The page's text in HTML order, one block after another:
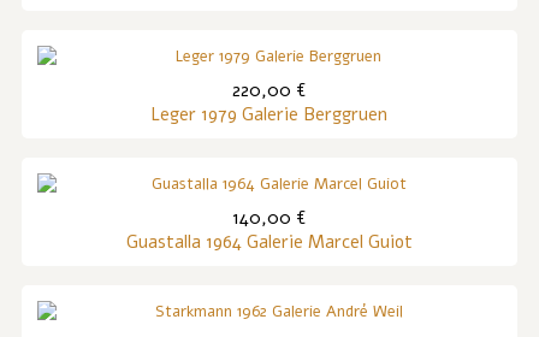
220,00 €
Leger 1979 Galerie Berggruen
140,00 €
Guastalla 1964 Galerie Marcel Guiot